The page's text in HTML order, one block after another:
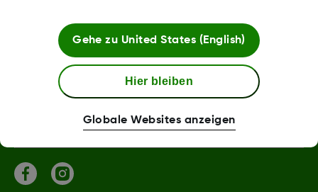
Bedingungen und Richtlinien
Mehr Informationen
Gehe zu United States (English)
Hier bleiben
Globale Websites anzeigen